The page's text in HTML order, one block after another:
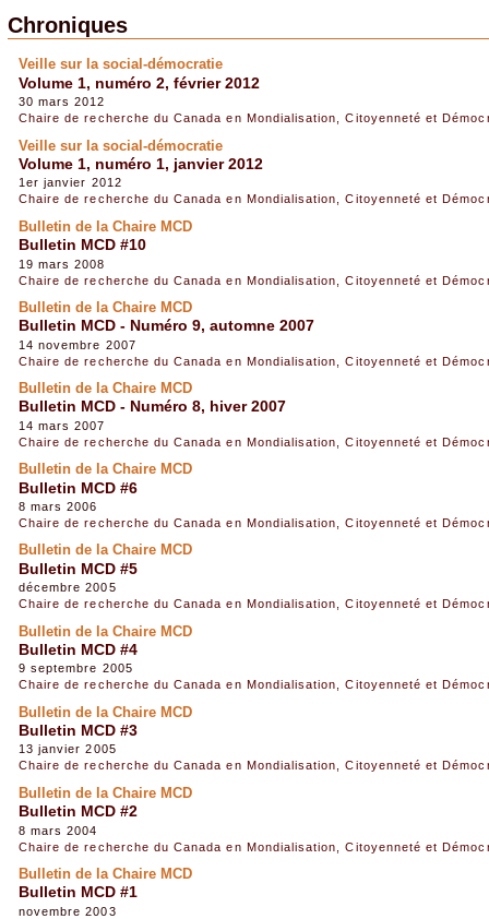
Chroniques
Veille sur la social-démocratie
Volume 1, numéro 2, février 2012
30 mars 2012
Chaire de recherche du Canada en Mondialisation, Citoyenneté et
Veille sur la social-démocratie
Volume 1, numéro 1, janvier 2012
1er janvier 2012
Chaire de recherche du Canada en Mondialisation, Citoyenneté et
Bulletin de la Chaire MCD
Bulletin MCD #10
19 mars 2008
Chaire de recherche du Canada en Mondialisation, Citoyenneté et
Bulletin de la Chaire MCD
Bulletin MCD - Numéro 9, automne 2007
14 novembre 2007
Chaire de recherche du Canada en Mondialisation, Citoyenneté et
Bulletin de la Chaire MCD
Bulletin MCD - Numéro 8, hiver 2007
14 mars 2007
Chaire de recherche du Canada en Mondialisation, Citoyenneté et
Bulletin de la Chaire MCD
Bulletin MCD #6
8 mars 2006
Chaire de recherche du Canada en Mondialisation, Citoyenneté et
Bulletin de la Chaire MCD
Bulletin MCD #5
décembre 2005
Chaire de recherche du Canada en Mondialisation, Citoyenneté et
Bulletin de la Chaire MCD
Bulletin MCD #4
9 septembre 2005
Chaire de recherche du Canada en Mondialisation, Citoyenneté et
Bulletin de la Chaire MCD
Bulletin MCD #3
13 janvier 2005
Chaire de recherche du Canada en Mondialisation, Citoyenneté et
Bulletin de la Chaire MCD
Bulletin MCD #2
8 mars 2004
Chaire de recherche du Canada en Mondialisation, Citoyenneté et
Bulletin de la Chaire MCD
Bulletin MCD #1
novembre 2003